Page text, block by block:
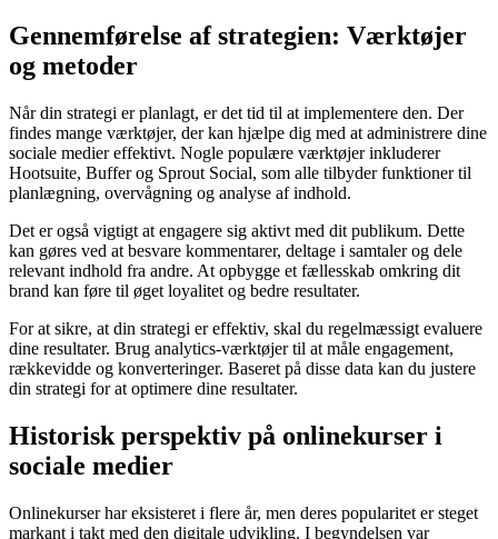
Gennemførelse af strategien: Værktøjer
og metoder
Når din strategi er planlagt, er det tid til at implementere den. Der
findes mange værktøjer, der kan hjælpe dig med at administrere dine
sociale medier effektivt. Nogle populære værktøjer inkluderer
Hootsuite, Buffer og Sprout Social, som alle tilbyder funktioner til
planlægning, overvågning og analyse af indhold.
Det er også vigtigt at engagere sig aktivt med dit publikum. Dette
kan gøres ved at besvare kommentarer, deltage i samtaler og dele
relevant indhold fra andre. At opbygge et fællesskab omkring dit
brand kan føre til øget loyalitet og bedre resultater.
For at sikre, at din strategi er effektiv, skal du regelmæssigt evaluere
dine resultater. Brug analytics-værktøjer til at måle engagement,
rækkevidde og konverteringer. Baseret på disse data kan du justere
din strategi for at optimere dine resultater.
Historisk perspektiv på onlinekurser i
sociale medier
Onlinekurser har eksisteret i flere år, men deres popularitet er steget
markant i takt med den digitale udvikling. I begyndelsen var